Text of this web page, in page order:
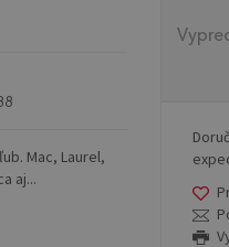
Mac, Laurel,
aj...